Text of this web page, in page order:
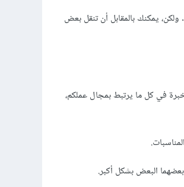
يجب أن يكون المنتج أو المشروع التجاري قادرًا على الصمود في بيئة يتم فيها استنساخ تجربة المستخدم وتدفقه user flow. ولكن، يمكنك بالمقابل أن تنقل بعض
في كل ما يرتبط بمجال عملكم،
البعض بشكل أكبر.